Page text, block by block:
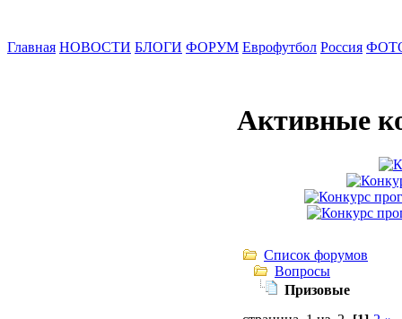
Главная НОВОСТИ БЛОГИ ФОРУМ Еврофутбол Россия
Активные
Список форумов
Вопросы
Призовые